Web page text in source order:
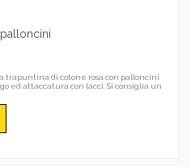
trapuntina di cotone rosa con palloncini
ed attaccatura con lacci. Si consiglia un